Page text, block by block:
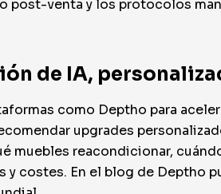
post-venta y los protocolos
de IA,
como Deptho para
upgrades
muebles reacondicionar,
costes. En el blog de Deptho